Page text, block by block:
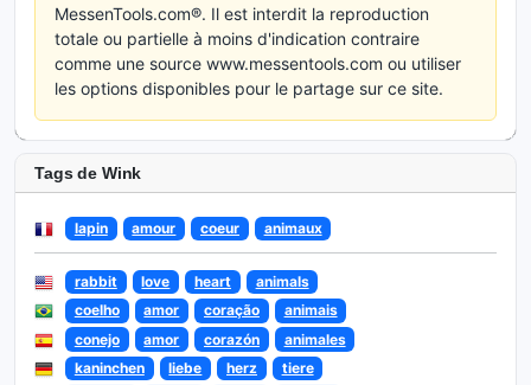
MessenTools.com®. Il est interdit la reproduction
totale ou partielle à moins d'indication contraire
comme une source www.messentools.com ou utiliser
les options disponibles pour le partage sur ce site.
Tags de Wink
lapin amour coeur animaux
rabbit love heart
animals
coelho
amor coração
animais
conejo
amor corazón
animales
kaninchen
liebe herz
tiere